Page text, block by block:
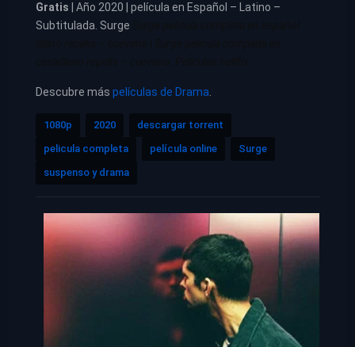
Gratis | Año 2020 | película en Español – Latino –
Subtitulada. Surge
Descubre más películas de Drama
1080p 2020
descargar torrent
pelicula completa
película online
Surge
suspenso y drama